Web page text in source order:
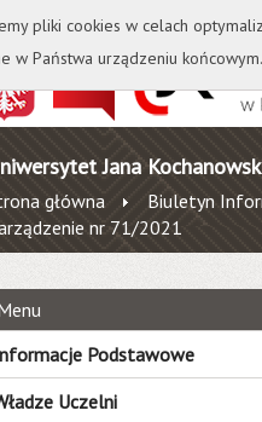
Kontakt
Jana
główna Biuletyn
nr 71/2021
Podstawowe
Uczelni
pliki cookies w celach
w Państwa urządzeniu